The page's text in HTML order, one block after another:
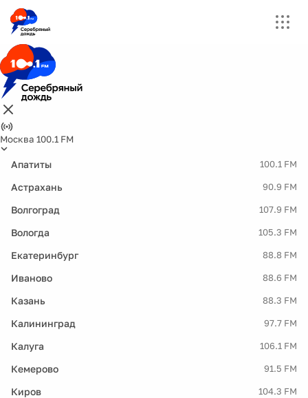
Москва 100.1 FM
Апатиты 100.1 FM
Астрахань 90.9 FM
Волгоград 107.9 FM
Вологда 105.3 FM
Екатеринбург 88.8 FM
Иваново 88.6 FM
Казань 88.3 FM
Калининград 97.7 FM
Калуга 106.1 FM
Кемерово 91.5 FM
Киров 104.3 FM